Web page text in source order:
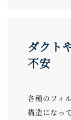
ダクト
不安
各種のフィ
構造になっ